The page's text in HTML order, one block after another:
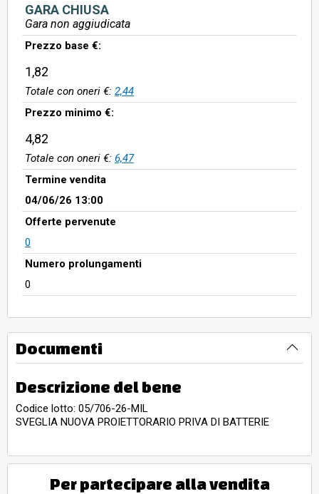
GARA CHIUSA
Gara non aggiudicata
Prezzo base €:
1,82
Totale con oneri €: 2,44
Prezzo minimo €:
4,82
Totale con oneri €: 6,47
Termine vendita
04/06/26 13:00
Offerte pervenute
0
Numero prolungamenti
0
Documenti
Descrizione del bene
Codice lotto: 05/706-26-MIL
SVEGLIA NUOVA PROIETTORARIO PRIVA DI BATTERIE
Per partecipare alla vendita